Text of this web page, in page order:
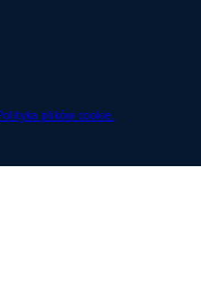
plików cookie.